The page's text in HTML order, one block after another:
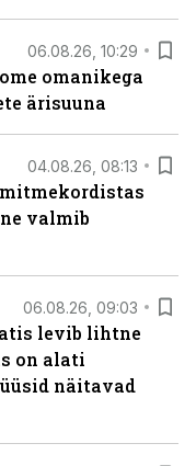
06.08.26, 10:29
omanikega
ärisuuna
04.08.26, 08:13
valmib
06.08.26, 09:03
levib lihtne
on alati
näitavad